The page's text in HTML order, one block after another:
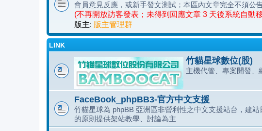
會員意見反應，或新手發文測試；本區內文章完全不須公
(不再開放訪客發表；未得到回應文章 3 天後系統自動
版主: 版主管理群
LINK
竹貓星球數位(股)
主機代管、專案開發、
FaceBook_phpBB3-官方中文支援
竹貓星球為 phpBB 亞洲區非營利性之中文支援站台，建
的原則提供架站教學、討論為主